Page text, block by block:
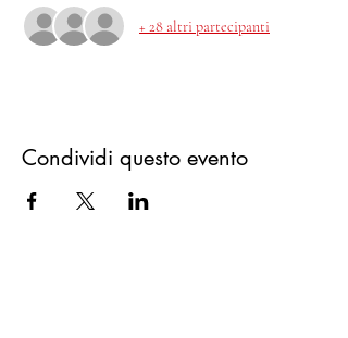
+ 28 altri partecipanti
Condividi questo evento